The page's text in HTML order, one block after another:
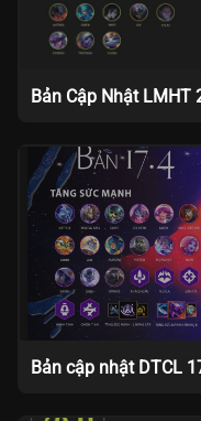
Bản Cập Nhật
Bản cập nhật DTCL